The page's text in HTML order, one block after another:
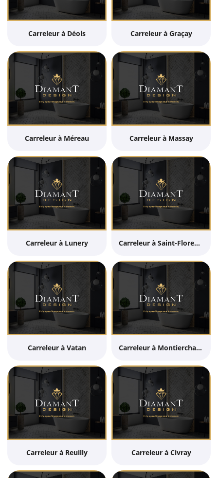
Carreleur à Déols Carreleur à Graçay
Carreleur à Méreau Carreleur à Massay
Carreleur à Lunery Carreleur à Saint-Florent-sur-Cher
Carreleur à Vatan Carreleur à Montierchaume
Carreleur à Reuilly Carreleur à Civray